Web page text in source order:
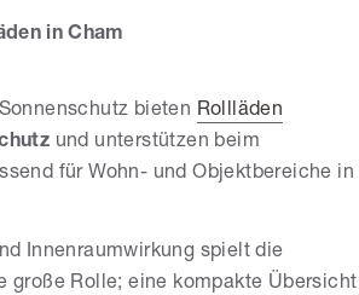
in Cham
bieten Rollläden
und unterstützen beim
für Wohn- und Objektbereiche in
Innenraumwirkung spielt die
große Rolle; eine kompakte Übersicht